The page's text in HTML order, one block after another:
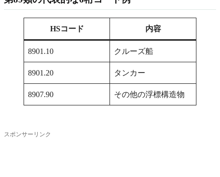
HSコード 内容
8901.10 クルーズ船
8901.20 タンカー
8907.90 その他の浮標構造物
スポンサーリンク